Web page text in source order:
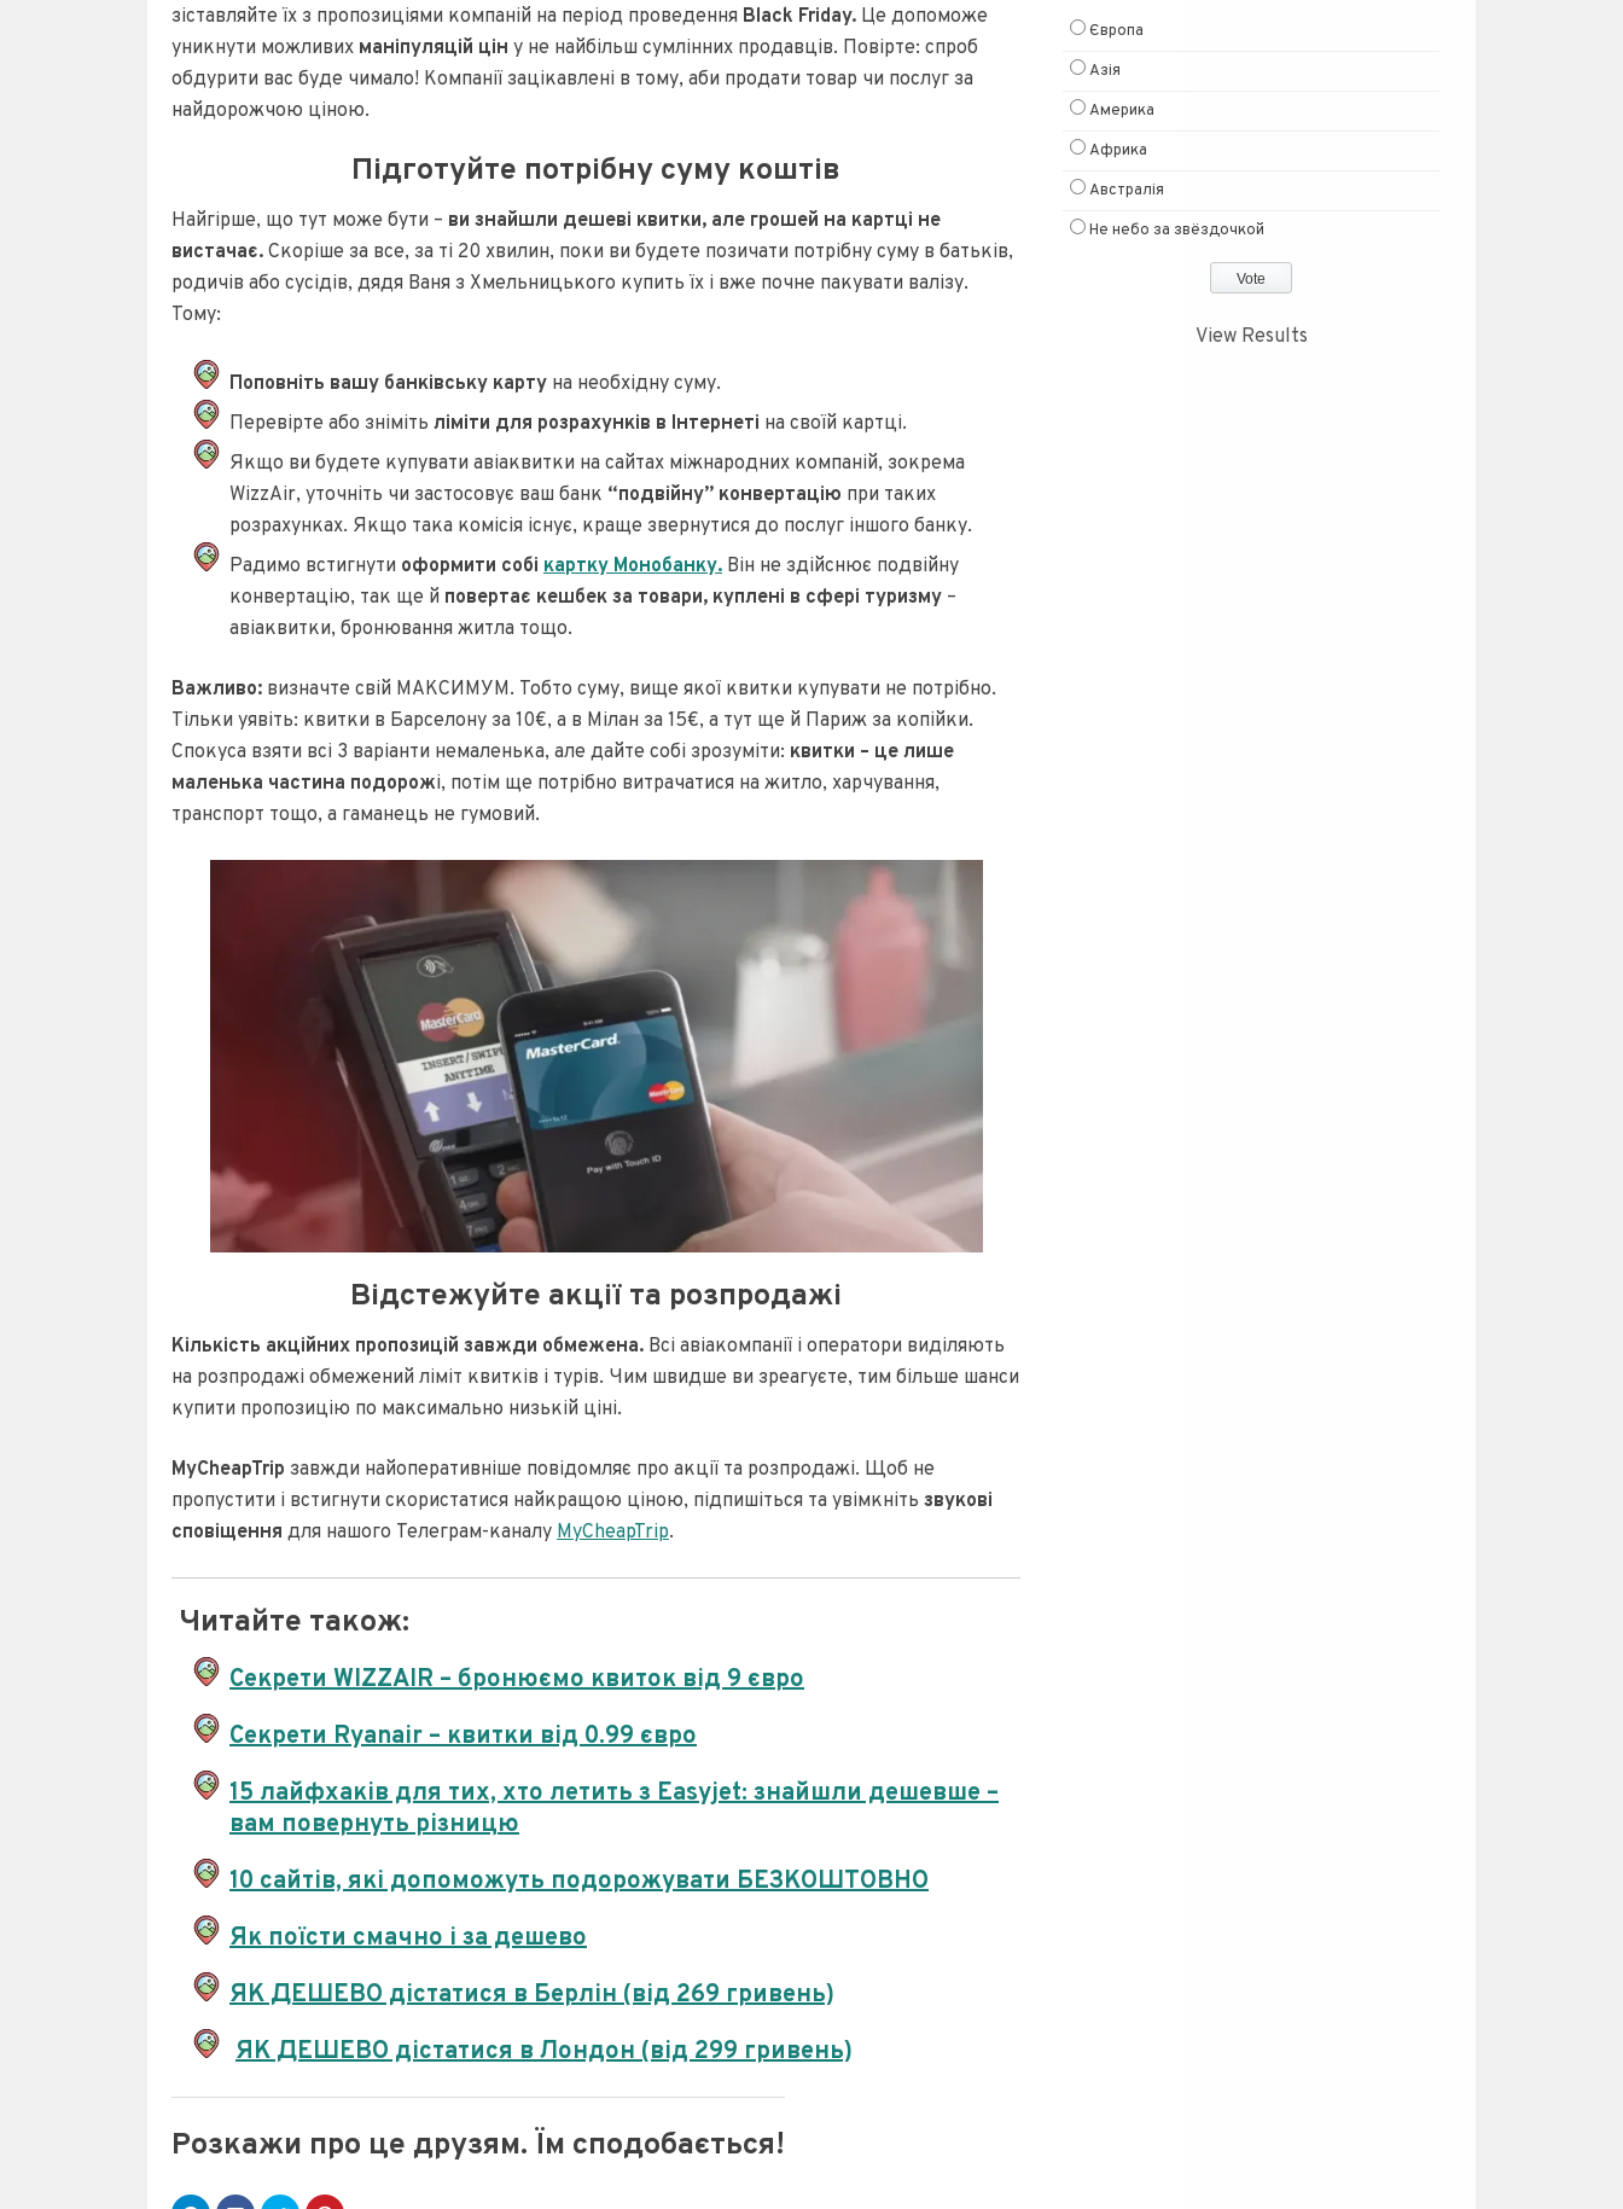
зіставляйте їх з пропозиціями компаній на період проведення Black Friday. Це допоможе
уникнути можливих маніпуляцій цін у не найбільш сумлінних продавців. Повірте: спроб
обдурити вас буде чимало! Компанії зацікавлені в тому, аби продати товар чи послуг за
найдорожчою ціною.
Підготуйте потрібну суму коштів
Найгірше, що тут може бути – ви знайшли дешеві квитки, але грошей на картці не
вистачає. Скоріше за все, за ті 20 хвилин, поки ви будете позичати потрібну суму в батьків,
родичів або сусідів, дядя Ваня з Хмельницького купить їх і вже почне пакувати валізу.
Тому:
Поповніть вашу банківську карту на необхідну суму.
Перевірте або зніміть ліміти для розрахунків в Інтернеті на своїй картці.
Якщо ви будете купувати авіаквитки на сайтах міжнародних компаній, зокрема
WizzAir, уточніть чи застосовує ваш банк “подвійну” конвертацію при таких
розрахунках. Якщо така комісія існує, краще звернутися до послуг іншого банку.
Радимо встигнути оформити собі картку Монобанку. Він не здійснює подвійну
конвертацію, так ще й повертає кешбек за товари, куплені в сфері туризму –
авіаквитки, бронювання житла тощо.
Важливо: визначте свій МАКСИМУМ. Тобто суму, вище якої квитки купувати не потрібно.
Тільки уявіть: квитки в Барселону за 10€, а в Мілан за 15€, а тут ще й Париж за копійки.
Спокуса взяти всі 3 варіанти немаленька, але дайте собі зрозуміти: квитки – це лише
маленька частина подорожі, потім ще потрібно витрачатися на житло, харчування,
транспорт тощо, а гаманець не гумовий.
Відстежуйте акції та розпродажі
Кількість акційних пропозицій завжди обмежена. Всі авіакомпанії і оператори виділяють
на розпродажі обмежений ліміт квитків і турів. Чим швидше ви зреагуєте, тим більше шанси
купити пропозицію по максимально низькій ціні.
MyCheapTrip завжди найоперативніше повідомляє про акції та розпродажі. Щоб не
пропустити і встигнути скористатися найкращою ціною, підпишіться та увімкніть звукові
сповіщення для нашого Телеграм-каналу MyCheapTrip.
Читайте також:
Секрети WIZZAIR – бронюємо квиток від 9 євро
Секрети Ryanair – квитки від 0.99 євро
15 лайфхаків для тих, хто летить з Easyjet: знайшли дешевше –
вам повернуть різницю
10 сайтів, які допоможуть подорожувати БЕЗКОШТОВНО
Як поїсти смачно і за дешево
ЯК ДЕШЕВО дістатися в Берлін (від 269 гривень)
ЯК ДЕШЕВО дістатися в Лондон (від 299 гривень)
Розкажи про це друзям. Їм сподобається!
Європа
Азія
Америка
Африка
Австралія
Не небо за звёздочкой
View Results